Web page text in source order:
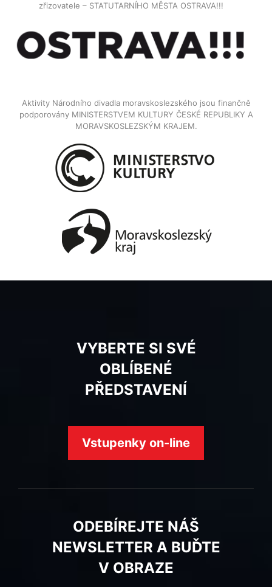
zřizovatele – STATUTARNÍHO MĚSTA OSTRAVA!!!
Aktivity Národního divadla moravskoslezského jsou finančně
podporovány MINISTERSTVEM KULTURY ČESKÉ REPUBLIKY A
MORAVSKOSLEZSKÝM KRAJEM.
VYBERTE SI SVÉ
OBLÍBENÉ
PŘEDSTAVENÍ
Vstupenky on-line
ODEBÍREJTE NÁŠ
NEWSLETTER A BUĎTE
V OBRAZE